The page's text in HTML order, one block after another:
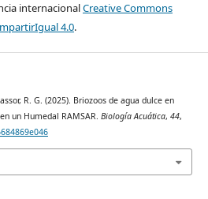
internacionalCreative Commons
4.0.
R. G. (2025). Briozoos de agua dulce en
un Humedal RAMSAR. Biología Acuática, 44,